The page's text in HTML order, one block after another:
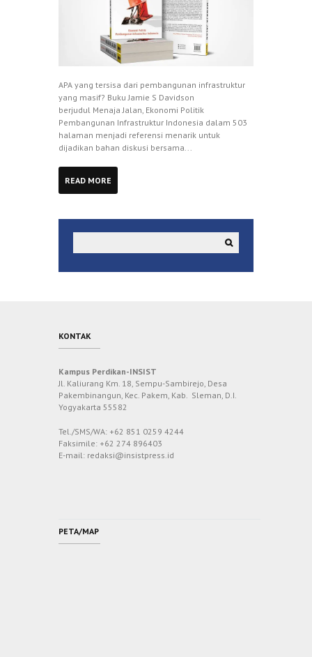
APA yang tersisa dari pembangunan infrastruktur
yang masif? Buku Jamie S Davidson
berjudul Menaja Jalan, Ekonomi Politik
Pembangunan Infrastruktur Indonesia dalam 503
halaman menjadi referensi menarik untuk
dijadikan bahan diskusi bersama...
READ MORE
KONTAK
Kampus Perdikan-INSIST
Jl. Kaliurang Km. 18, Sempu-Sambirejo, Desa
Pakembinangun, Kec. Pakem, Kab. Sleman, D.I.
Yogyakarta 55582
Tel./SMS/WA: +62 851 0259 4244
Faksimile: +62 274 896403
E-mail: redaksi@insistpress.id
PETA/MAP